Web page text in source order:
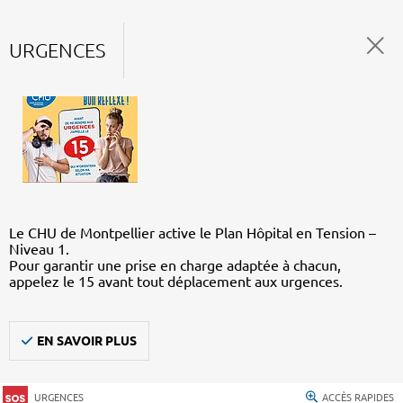
URGENCES
Le CHU de Montpellier active le Plan Hôpital en Tension –
Niveau 1.
Pour garantir une prise en charge adaptée à chacun,
appelez le 15 avant tout déplacement aux urgences.
EN SAVOIR PLUS
URGENCES ACCÈS RAPIDES